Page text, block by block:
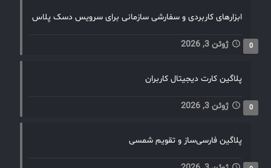
ابزارهای کاربردی و سفارشی سازمانی برای سرویس دسک پلاس
ژوئن 3, 2026 0
پلاگین کارت دیجیتال کاربران
ژوئن 3, 2026 0
پلاگین فارسی‌ساز و تقویم شمسی